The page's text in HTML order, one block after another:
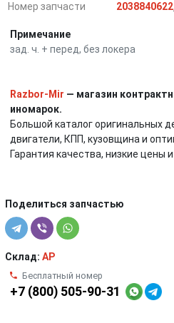
Номер запчасти
2038840622
Примечание
зад. ч. + перед, без локера
Razbor-Mir — магазин
иномарок.
Большой каталог оригинальных
двигатели, КПП, кузовщина и
Гарантия качества, низкие цены
Поделиться запчастью
Склад: AP
Бесплатный номер
+7 (800) 505-90-31